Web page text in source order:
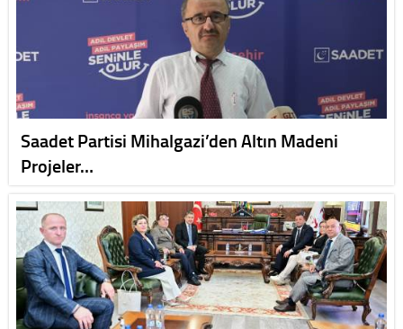
Saadet Partisi Mihalgazi’den Altın Madeni
Projeler…